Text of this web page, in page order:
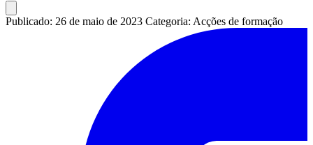
Publicado: 26 de maio de 2023 Categoria: Acções de formação